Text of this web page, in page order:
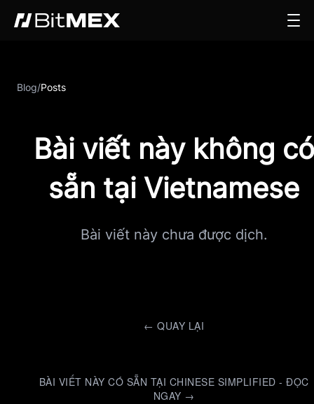
Blog/Posts
Bài viết này không có
sẵn tại Vietnamese
Bài viết này chưa được dịch.
← QUAY LẠI
BÀI VIẾT NÀY CÓ SẴN TẠI CHINESE SIMPLIFIED - ĐỌC
NGAY →